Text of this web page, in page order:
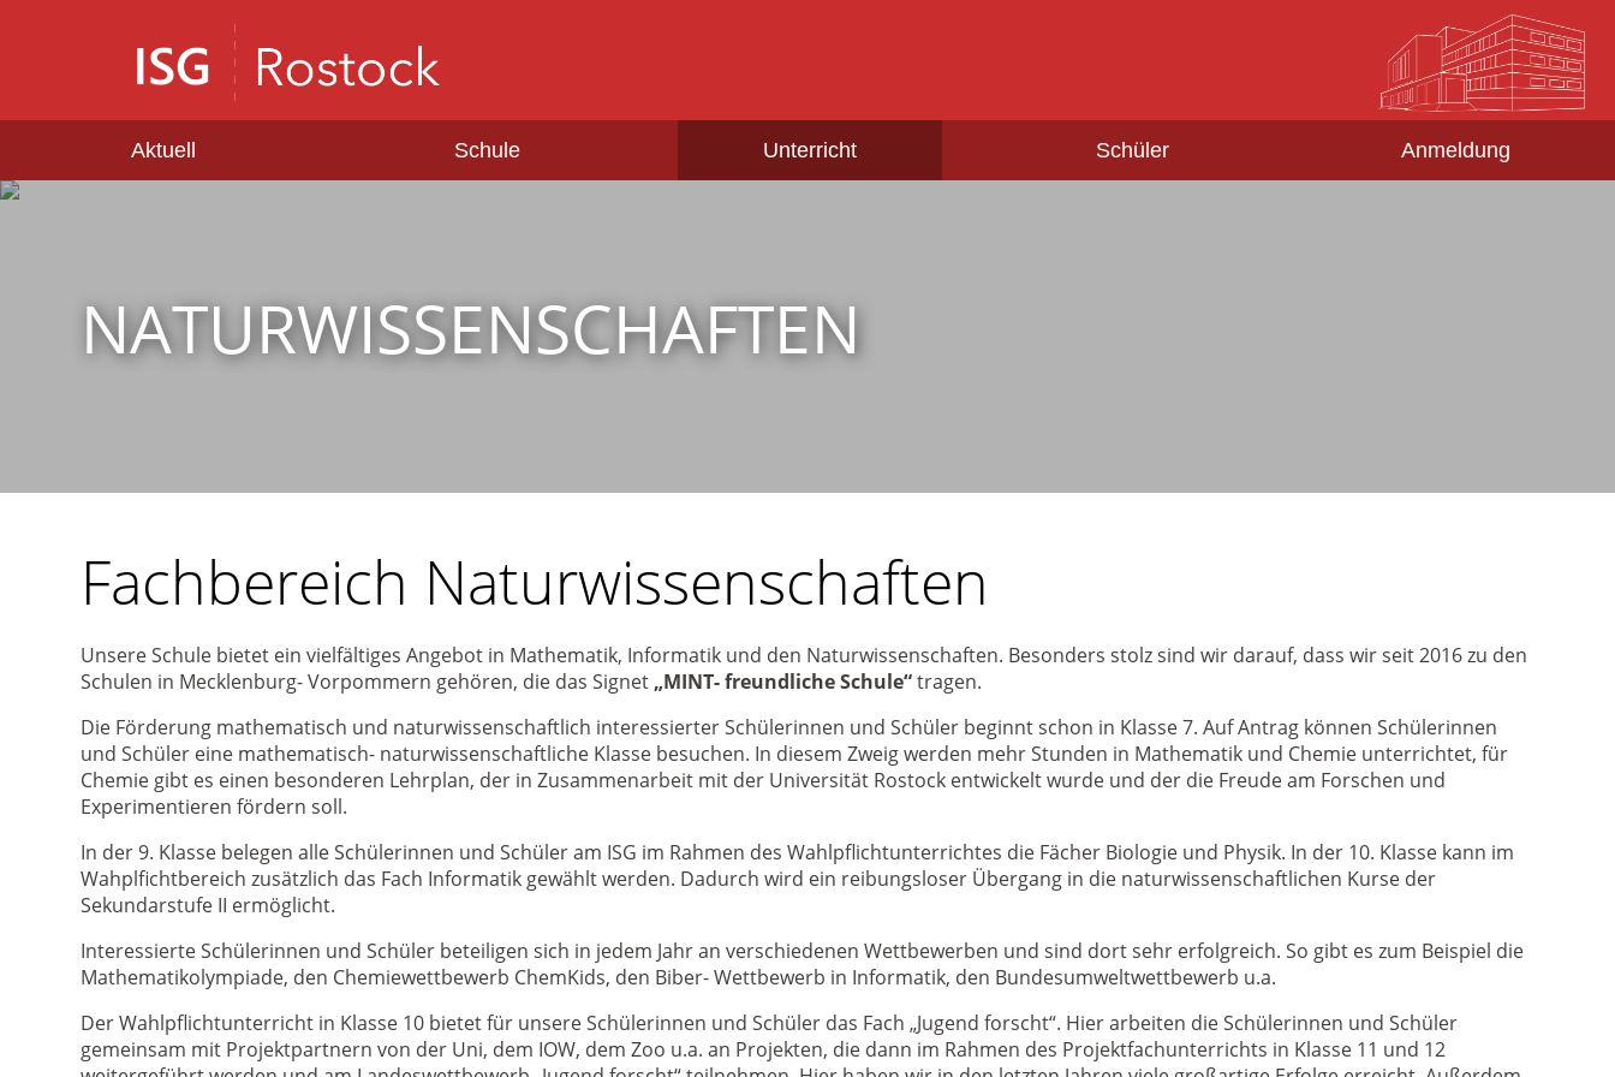
Aktuell Schule Unterricht Schüler Anmeldung
NATURWISSENSCHAFTEN
Fachbereich Naturwissenschaften
Unsere Schule bietet ein vielfältiges Angebot in Mathematik, Informatik und den Naturwissenschaften. Besonders stolz sind wir darauf, dass wir seit 2016 zu den
Schulen in Mecklenburg- Vorpommern gehören, die das Signet „MINT- freundliche Schule“tragen.
Die Förderung mathematisch und naturwissenschaftlich interessierter Schülerinnen und Schüler beginnt schon in Klasse 7. Auf Antrag können Schülerinnen
und Schüler eine mathematisch- naturwissenschaftliche Klasse besuchen. In diesem Zweig werden mehr Stunden in Mathematik und Chemie unterrichtet, für
Chemie gibt es einen besonderen Lehrplan, der in Zusammenarbeit mit der Universität Rostock entwickelt wurde und der die Freude am Forschen und
Experimentieren fördern soll.
In der 9. Klasse belegen alle Schülerinnen und Schüler am ISG im Rahmen des Wahlpflichtunterrichtes die Fächer Biologie und Physik. In der 10. Klasse kann im
Wahplfichtbereich zusätzlich das Fach Informatik gewählt werden. Dadurch wird ein reibungsloser Übergang in die naturwissenschaftlichen Kurse der
Sekundarstufe II ermöglicht.
Interessierte Schülerinnen und Schüler beteiligen sich in jedem Jahr an verschiedenen Wettbewerben und sind dort sehr erfolgreich. So gibt es zum Beispiel die
Mathematikolympiade, den Chemiewettbewerb ChemKids, den Biber- Wettbewerb in Informatik, den Bundesumweltwettbewerb u.a.
Der Wahlpflichtunterricht in Klasse 10 bietet für unsere Schülerinnen und Schüler das Fach „Jugend forscht“. Hier arbeiten die Schülerinnen und Schüler
gemeinsam mit Projektpartnern von der Uni, dem IOW, dem Zoo u.a. an Projekten, die dann im Rahmen des Projektfachunterrichts in Klasse 11 und 12